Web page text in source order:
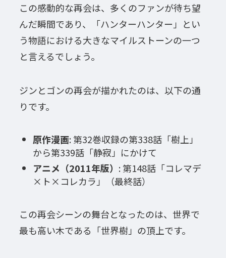
この感動的な再会は、多くのファンが待ち望
んだ瞬間であり、「ハンターハンター」とい
う物語における大きなマイルストーンの一つ
と言えるでしょう。
ジンとゴンの再会が描かれたのは、以下の通
りです。
原作漫画: 第32巻収録の第338話「樹上」
から第339話「静寂」にかけて
アニメ（2011年版） : 第148話「コレマデ
×ト×コレカラ」（最終話）
この再会シーンの舞台となったのは、世界で
最も高い木である「世界樹」の頂上です。